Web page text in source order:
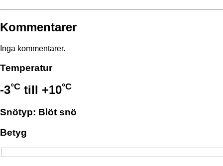
Kommentarer
Inga kommentarer.
Temperatur
-3°C till +10°C
Snötyp: Blöt snö
Betyg